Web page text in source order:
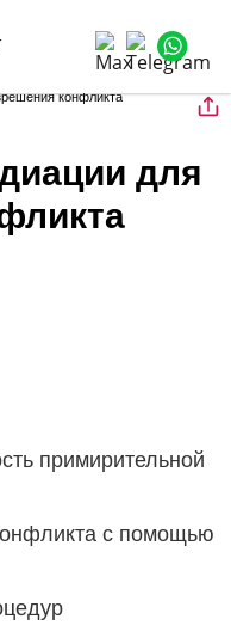
конфликта
для
примирительной
с помощью